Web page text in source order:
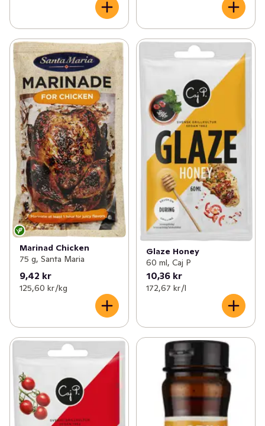
Marinad Chicken
75 g, Santa Maria
9,42 kr
125,60 kr /kg
Glaze Honey
60 ml, Caj P
10,36 kr
172,67 kr /l